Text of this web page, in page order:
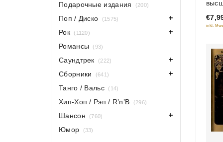
of
5
inkl.
Подарочные издания (200)
Поп / Диско (1575)
Рок (1120)
Романсы (93)
Саундтрек (222)
Сборники (641)
Танго / Вальс (14)
Хип-Хоп / Рэп / R’n’B (296)
Шансон (760)
Юмор (33)